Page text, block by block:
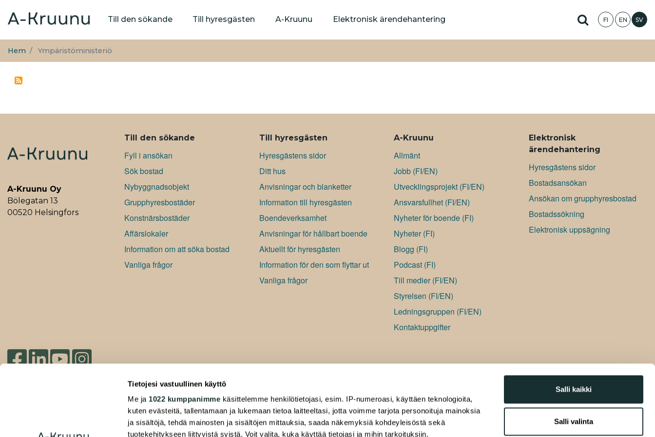
Tietojesi vastuullinen käyttö
Me ja 1022 kumppanimme käsittelemme henkilötietojasi, esim. IP-numeroasi, käyttäen teknologioita,
kuten evästeitä, tallentamaan ja lukemaan tietoa laitteeltasi, jotta voimme tarjota personoituja mainoksia
ja sisältöjä, tehdä mainosten ja sisältöjen mittauksia, saada näkemyksiä kohdeyleisöstä sekä
tuotekehitykseen liittyvistä syistä. Voit valita, kuka käyttää tietojasi ja mihin tarkoituksiin.
Salli kaikki
Salli valinta
till
Huvudmeny
Till den sökande Till hyresgästen A-Kruunu Elektronisk ärendehantering Hae sivustolta
FI EN SV
Hem Ympäristöministeriö
A-Kruunu Oy
Bölegatan 13
00520 Helsingfors
ALAVALIKKO
Till den sökande
Fyll i ansökan
Sök bostad
Nybyggnadsobjekt
Grupphyresbostäder
Konstnärsbostäder
Affärslokaler
Information om att söka bostad
Vanliga frågor
Till hyresgästen
Hyresgästens sidor
Ditt hus
Anvisningar och blanketter
Information till hyresgästen
Boendeverksamhet
Anvisningar för hållbart boende
Aktuellt för hyresgästen
Information för den som flyttar ut
Vanliga frågor
A-Kruunu
Allmänt
Jobb (FI/EN)
Utvecklingsprojekt (FI/EN)
Ansvarsfullhet (FI/EN)
Nyheter för boende (FI)
Nyheter (FI)
Blogg (FI)
Podcast (FI)
Till medier (FI/EN)
Styrelsen (FI/EN)
Ledningsgruppen (FI/EN)
Kontaktuppgifter
Elektronisk
ärendehantering
Hyresgästens sidor
Bostadsansökan
Ansökan om grupphyresbostad
Bostadssökning
Elektronisk uppsägning
2026 Duuilo Oy – © A-Kruunu Oy –
Tillgänglighetsförklaring